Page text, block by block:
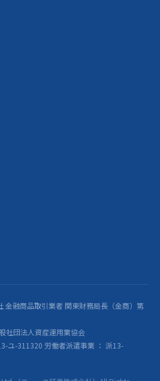
金融商品取引業者 関東財務局長（金商）第
社団法人資産運用業協会
ユ-311320 労働者派遣事業 ： 派13-